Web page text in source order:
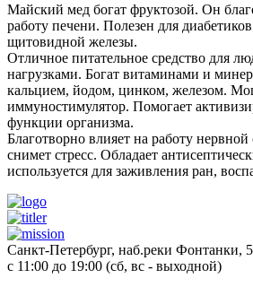
Майский мед богат фруктозой. Он
работу печени. Полезен для
щитовидной железы.
Отличное питательное средство для
нагрузками. Богат витаминами и
кальцием, йодом, цинком, железом.
иммуностимулятор. Помогает
функции организма.
Благотворно влияет на работу
снимет стресс. Обладает
используется для заживления ран,
Санкт-Петербург, наб.реки Фонтанки,
с 11:00 до 19:00 (сб, вс - выходной)